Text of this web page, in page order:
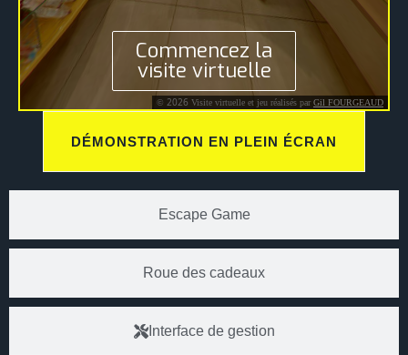
Escape Game
Roue des cadeaux
Interface de gestion
DÉMONSTRATION EN PLEIN ÉCRAN